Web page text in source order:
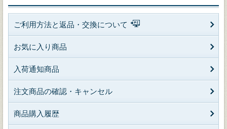
ご利用方法と返品・交換について
お気に入り商品
入荷通知商品
注文商品の確認・キャンセル
商品購入履歴